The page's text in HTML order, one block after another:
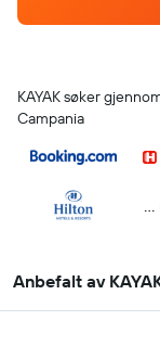
KAYAK søker
Campania
Anbefalt av